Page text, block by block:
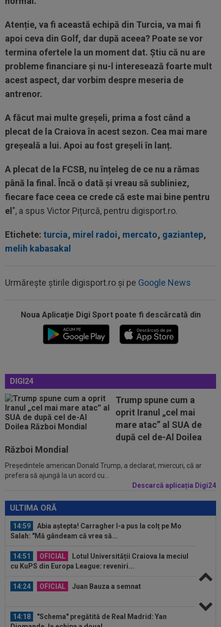
Atenție, va fi această echipă din Turcia, va mai fi
apoi ceva din Golf, dar după aceea? Poate se vor
termina ofertele la un moment dat. Știu că nu are
probleme financiare și nu-l interesează foarte mult
acest aspect, dar vorbim despre meseria de
antrenor.
A făcut mai multe greșeli, prima a fost când a
plecat de la Craiova în acest sezon. Cea mai mare
greșeală a lui. Apoi au fost greșeli în lanț.
A plecat de la FCSB, nu înțeleg de ce nu a rămas
până la final. Încă o dată și vreau să subliniez,
fiecare face ceea ce crede că este mai bine pentru
el ", a spus Victor Pițurcă, pentru digisport.ro.
Etichete: turcia, mirel radoi, mercato, gaziantep,
melih kabasakal
Urmărește știrile digisport.ro și pe Google News
Noua Aplicaţie Digi Sport poate fi descărcată din
DIGI24
Trump spune cum a
oprit Iranul „cel mai
mare atac” al SUA de
după cel de-Al Doilea
Război Mondial
Președintele american Donald Trump, a declarat, miercuri, că ar
prefera să ajungă la un acord cu...
Descarcă aplicația Digi24
ULTIMA ORĂ
14:51 OFICIAL
Lotul Universității Craiova la meciul
cu KuPS din Europa League: reveniri...
OFICIAL Juan Bauza a semnat
14:18
"Schema" pregătită de Real Madrid: Yan
Diomande, la echipa a doua!
14:17 EXCLUSIV
”Cine e FCSB”? Victor Pițurcă nu
s-a putut abține și a spus-o
Gavi s-a ținut de promisiune!
15:09
A fost la un pas de Inter, dar a bătut palma cu
altă echipă și l-a lăsat pe...
Champions League!
14:59
Abia aștepta! Carragher l-a pus la colț pe Mo
Salah: "Mă gândeam că vrea să...
14:51 OFICIAL
Lotul Universității Craiova la meciul
cu KuPS din Europa League: reveniri...
14:24 OFICIAL Juan Bauza a semnat
14:18
"Schema" pregătită de Real Madrid: Yan